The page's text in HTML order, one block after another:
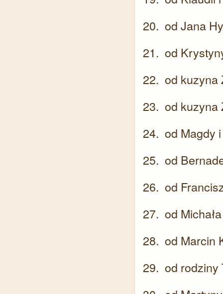
od Jana
od
od kuzyna
od kuzyna
od Magdy
od
od
od
od Marcin
od rodziny